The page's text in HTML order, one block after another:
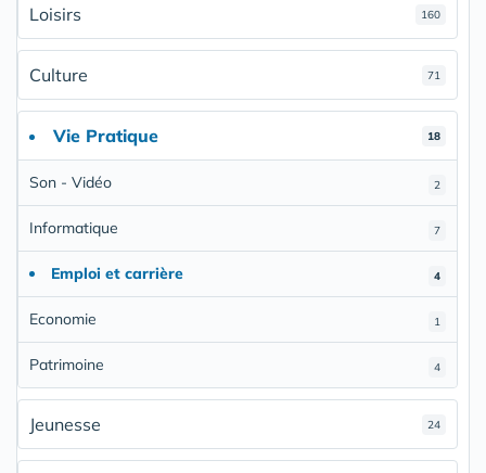
Loisirs 160
Culture 71
Vie Pratique 18
Son - Vidéo 2
Informatique 7
Emploi et carrière 4
Economie 1
Patrimoine 4
Jeunesse 24